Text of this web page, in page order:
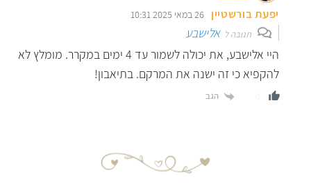
יפעת בורשטיין 26 במאי 2025 10:31
תגובה לאלישבע
היי אלישבע, את יכולה לשמור עד 4 ימים במקרר. מומלץ לא
להקפיא כי זה ישנה את המרקם. בתיאבון!
הגב